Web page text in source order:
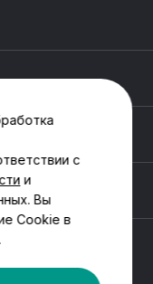
с
и
Вы
Cookie в